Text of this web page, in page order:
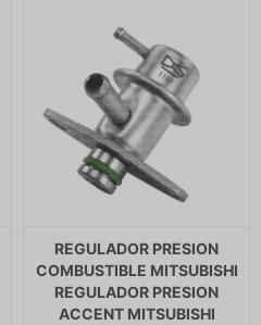
REGULADOR PRESION
COMBUSTIBLE MITSUBISHI
REGULADOR PRESION
ACCENT MITSUBISHI